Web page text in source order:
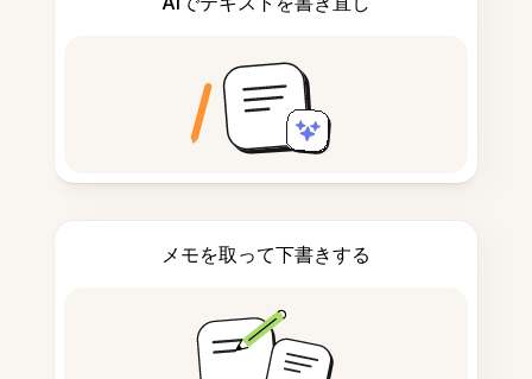
メモを取って下書きする